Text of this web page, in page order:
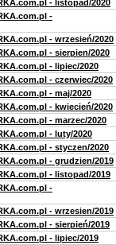
- listopad/2020
-
- wrzesień/2020
- sierpien/2020
- lipiec/2020
- czerwiec/2020
- maj/2020
- kwiecień/2020
- marzec/2020
- luty/2020
- styczen/2020
- grudzien/2019
- listopad/2019
-
- wrzesien/2019
- sierpień/2019
- lipiec/2019